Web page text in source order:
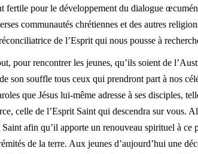
fertile pour le développement du dialogue
communautés chrétiennes et des autres
de l’Esprit qui nous pousse à
pour rencontrer les jeunes, qu’ils soient de
son souffle tous ceux qui prendront part à nos
que Jésus lui-même adresse à ses disciples,
celle de l’Esprit Saint qui descendra sur vous.
afin qu’il apporte un renouveau spirituel à ce
de la terre. Aux jeunes d’aujourd’hui une